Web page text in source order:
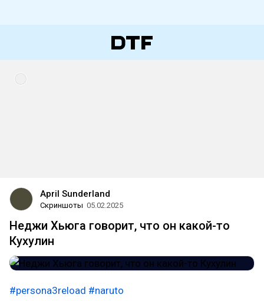
April Sunderland
Скриншоты 05.02.2025
Неджи Хьюга говорит, что он какой-то
Кухулин
#persona3reload #naruto